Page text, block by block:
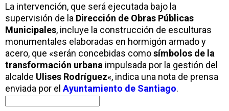
La intervención, que será ejecutada bajo la
supervisión de la Dirección de Obras Públicas
Municipales, incluye la construcción de esculturas
monumentales elaboradas en hormigón armado y
acero, que «serán concebidas comosímbolos de la
transformación urbana impulsada por la gestión del
alcalde Ulises Rodríguez«, indica una nota de prensa
enviada por el Ayuntamiento de Santiago.